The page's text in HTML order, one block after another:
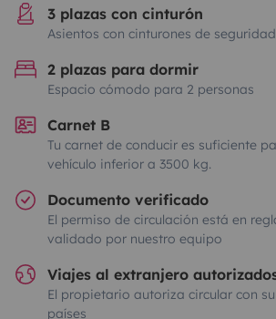
3 plazas con cinturón
Asientos con cinturones de seguridad
2 plazas para dormir
Espacio cómodo para 2 personas
Carnet B
Tu carnet de conducir es suficiente
vehículo inferior a 3500 kg.
Documento verificado
El permiso de circulación está en
validado por nuestro equipo
Viajes al extranjero
El propietario autoriza circular con
países